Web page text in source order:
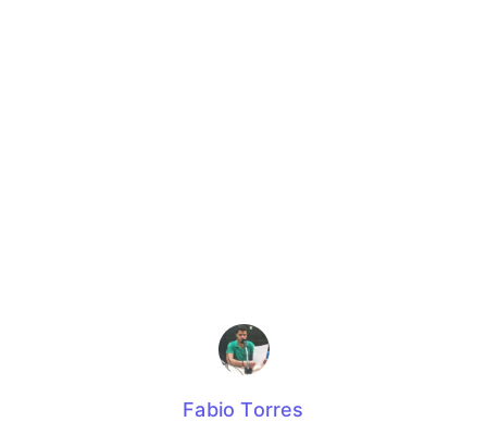
Fabio Torres